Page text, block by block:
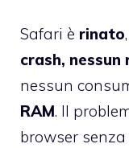
Safari è rinato
crash,
nessun
RAM. Il
browser